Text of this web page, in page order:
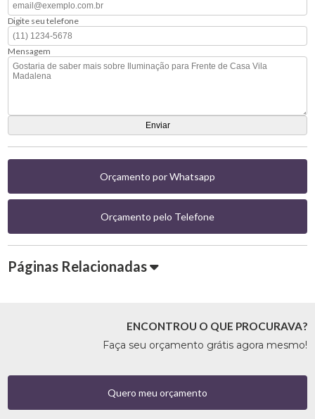
Digite seu telefone
Mensagem
Orçamento por Whatsapp
Orçamento pelo Telefone
Páginas Relacionadas
ENCONTROU O QUE PROCURAVA?
Faça seu orçamento grátis agora mesmo!
Quero meu orçamento